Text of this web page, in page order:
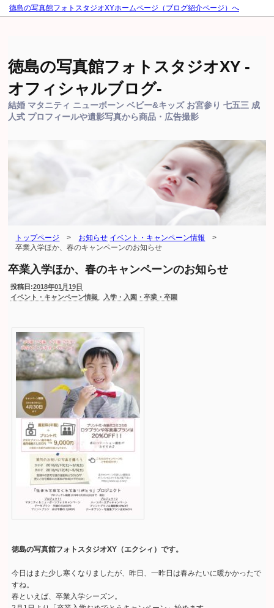
徳島の写真館フォトスタジオXYホームページ（ブログ紹介ページ）へ
徳島の写真館フォトスタジオXY -
オフィシャルブログ-
結婚 マタニティ ニューボーン ベビー&キッズ お宮参り 七五三 成
人式 プロフィールや遺影写真から商品・広告撮影
トップページ > お知らせ イベント・キャンペーン情報
>
卒業入学ほか、春のキャンペーンのお知らせ
卒業入学ほか、春のキャンペーンのお知らせ
投稿日:2018年01月19日
イベント・キャンペーン情報
入学・入園・卒業・卒園
徳島の写真館フォトスタジオXY（エクシィ）です。
今日はまた少し寒くなりましたが、昨日、一昨日は春みたいに暖かかったで
すね。
春といえば、卒業入学シーズン。